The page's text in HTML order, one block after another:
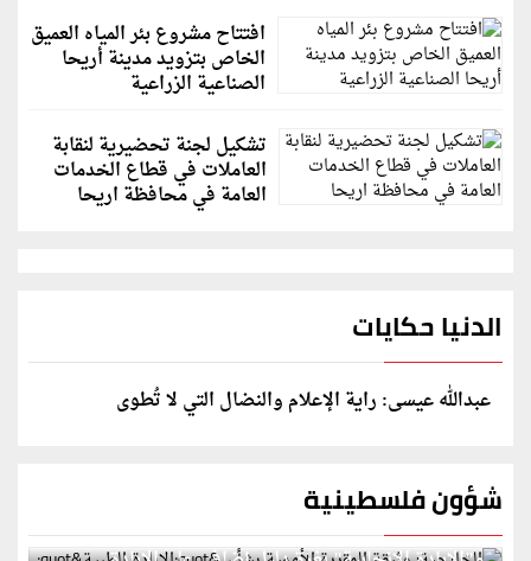
افتتاح مشروع بئر المياه العميق
الخاص بتزويد مدينة أريحا
الصناعية الزراعية
تشكيل لجنة تحضيرية لنقابة
العاملات في قطاع الخدمات
العامة في محافظة اريحا
الدنيا حكايات
عبدالله عيسى: راية الإعلام والنضال التي لا تُطوى
شؤون فلسطينية
الخارجية: وثيقة المقررة الأممية بشأن "الإبادة الطبية"